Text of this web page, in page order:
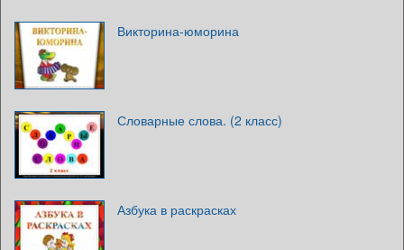
Викторина-юморина
Словарные слова. (2 класс)
Азбука в раскрасках